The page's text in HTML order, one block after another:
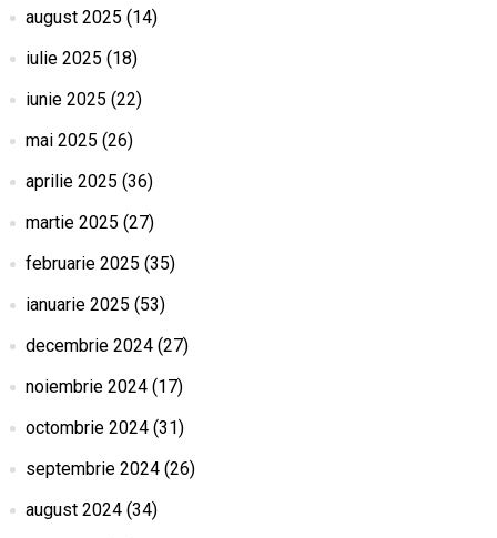
august 2025 (14)
iulie 2025 (18)
iunie 2025 (22)
mai 2025 (26)
aprilie 2025 (36)
martie 2025 (27)
februarie 2025 (35)
ianuarie 2025 (53)
decembrie 2024(27)
noiembrie 2024(17)
octombrie 2024(31)
septembrie 2024(26)
august 2024(34)